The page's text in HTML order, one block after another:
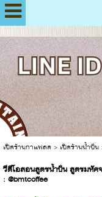
เปิดร้านกาแฟสด > เปิดร้านน้ำปั่น
วีดีโอสอนสูตรน้ำปั่น สูตรมหัศ
: @bmtcoffee